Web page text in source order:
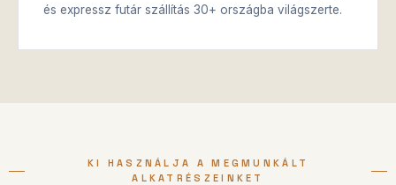
és expressz futár szállítás 30+ országba világszerte.
KI HASZNÁLJA A MEGMUNKÁLT
ALKATRÉSZEINKET